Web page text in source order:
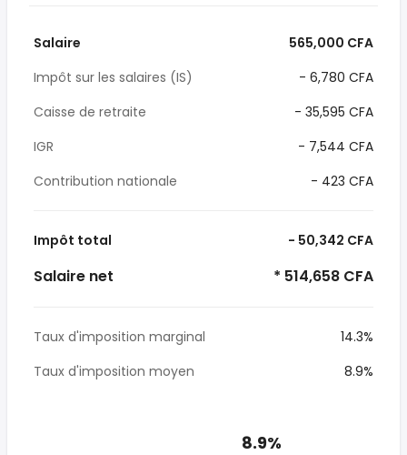
Salaire
565,000 CFA
Impôt sur les salaires (IS)
- 6,780 CFA
Caisse de retraite
- 35,595 CFA
IGR
- 7,544 CFA
Contribution nationale
- 423 CFA
Impôt total - 50,342 CFA
Salaire net * 514,658 CFA
Taux d'imposition marginal
14.3%
Taux d'imposition moyen
8.9%
8.9%